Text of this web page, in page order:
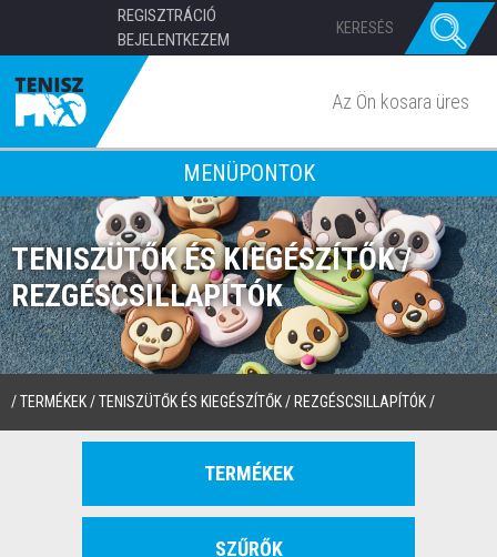
REGISZTRÁCIÓ
BEJELENTKEZEM
Az Ön kosara üres
MENÜPONTOK
TENISZÜTŐK ÉS KIEGÉSZÍTŐK /
REZGÉSCSILLAPÍTÓK
/TERMÉKEK/TENISZÜTŐK ÉS KIEGÉSZÍTŐK/ REZGÉSCSILLAPÍTÓK/
TERMÉKEK
SZŰRŐK